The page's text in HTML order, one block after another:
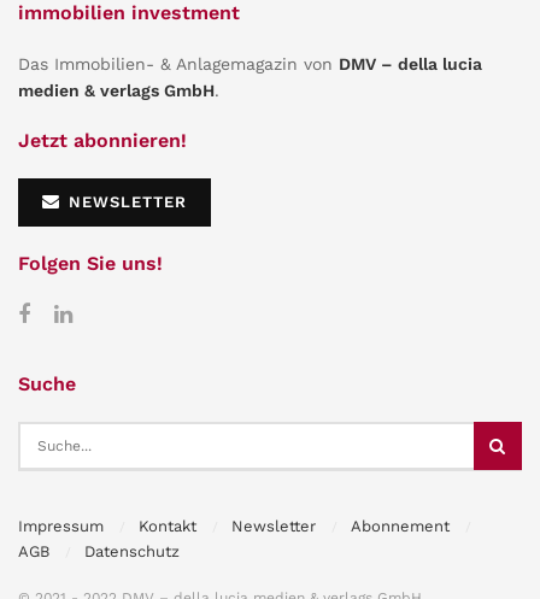
immobilien investment
Das Immobilien- & Anlagemagazin von DMV – della lucia
medien & verlags GmbH.
Jetzt abonnieren!
NEWSLETTER
Folgen Sie uns!
Suche
Impressum Kontakt Newsletter
Abonnement
AGB
Datenschutz